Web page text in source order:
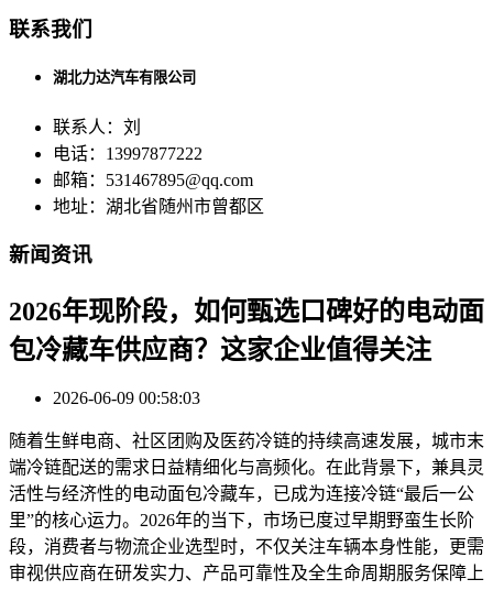
联系我们
湖北力达汽车有限公司
联系人：刘
电话：13997877222
邮箱：531467895@qq.com
地址：湖北省随州市曾都区
新闻资讯
2026年现阶段，如何甄选口碑好的电动面
包冷藏车供应商？这家企业值得关注
2026-06-09 00:58:03
随着生鲜电商、社区团购及医药冷链的持续高速发展，城市末
端冷链配送的需求日益精细化与高频化。在此背景下，兼具灵
活性与经济性的电动面包冷藏车，已成为连接冷链“最后一公
里”的核心运力。2026年的当下，市场已度过早期野蛮生长阶
段，消费者与物流企业选型时，不仅关注车辆本身性能，更需
审视供应商在研发实力、产品可靠性及全生命周期服务保障上